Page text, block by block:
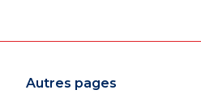
Autres pages